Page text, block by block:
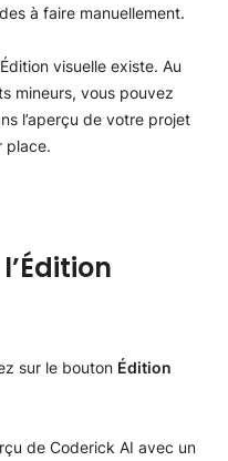
à faire manuellement.
visuelle existe. Au
mineurs, vous pouvez
l’aperçu de votre projet
place.
sur le bouton Édition